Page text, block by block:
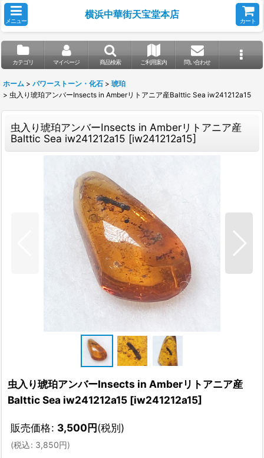
メニュー
横浜中華街天宝堂本店
カート
カテゴリ マイページ 商品検索 ご利用案内 問い合わせ
ホーム > パワーストーン・化石 > 琥珀
> 虫入り琥珀アンバーInsects in Amberリトアニア産Balttic Sea iw241212a15
虫入り琥珀アンバーInsects in Amberリトアニア産
Balttic Sea iw241212a15 [iw241212a15]
虫入り琥珀アンバーInsects in Amberリトアニア産
Balttic Sea iw241212a15 [iw241212a15]
販売価格: 3,500円(税別)
(税込: 3,850円)